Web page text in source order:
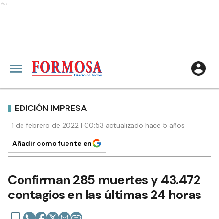
Ads
EDICIÓN IMPRESA
1 de febrero de 2022 | 00:53 actualizado hace 5 años
Añadir como fuente en
Confirman 285 muertes y 43.472
contagios en las últimas 24 horas